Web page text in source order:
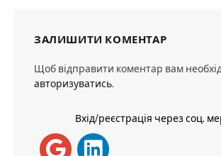
ЗАЛИШИТИ КОМЕНТАР
Щоб відправити коментар вам
авторизуватись.
Вхід/реєстрація через соц.